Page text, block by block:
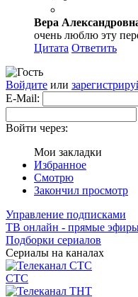
Вера
очень люблю эту
Цитата Ответить
Войдите или
E-Mail:
Войти через:
Мои закладки
Избранное
Смотрю
Закончил просмотр
Управление подписками
ТВ онлайн - прямые
Подборки сериалов
Сериалы на каналах
СТС